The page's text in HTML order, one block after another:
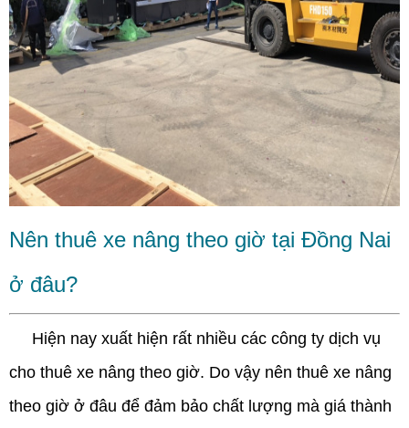
Nên thuê xe nâng theo giờ tại Đồng Nai
ở đâu?
Hiện nay xuất hiện rất nhiều các công ty dịch vụ
cho thuê xe nâng theo giờ. Do vậy nên thuê xe nâng
theo giờ ở đâu để đảm bảo chất lượng mà giá thành